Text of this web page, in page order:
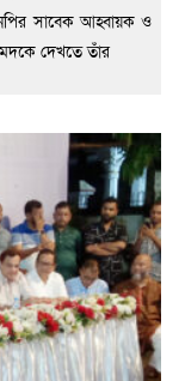
সাবেক আহ্বায়ক ও
দেখতে তাঁর